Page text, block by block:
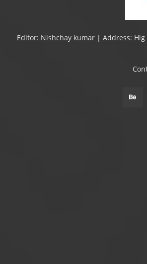
Editor: Nishchay kumar | Address: